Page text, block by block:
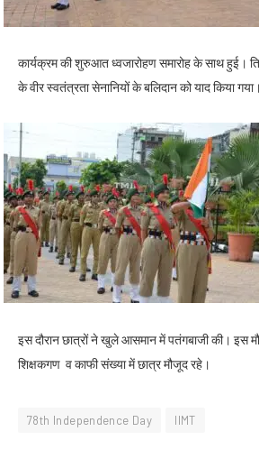
कार्यक्रम की शुरुआत ध्वजारोहण समारोह के साथ हुई।
के वीर स्वतंत्रता सेनानियों के बलिदान को याद किया गया।
इस दौरान छात्रों ने खुले आसमान में पतंगबाजी की। इस
शिक्षकगण व काफी संख्या में छात्र मौजूद रहे।
78th Independence Day IIMT